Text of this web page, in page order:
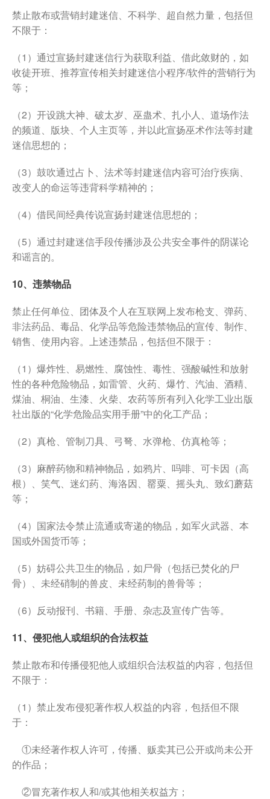
禁止散布或营销封建迷信、不科学、超自然力量，包括但
不限于：
（1）通过宣扬封建迷信行为获取利益、借此敛财的，如
收徒开班、推荐宣传相关封建迷信小程序/软件的营销行为
等；
（2）开设跳大神、破太岁、巫蛊术、扎小人、道场作法
的频道、版块、个人主页等，并以此宣扬巫术作法等封建
迷信思想的；
（3）鼓吹通过占卜、法术等封建迷信内容可治疗疾病、
改变人的命运等违背科学精神的；
（4）借民间经典传说宣扬封建迷信思想的；
（5）通过封建迷信手段传播涉及公共安全事件的阴谋论
和谣言的。
10、违禁物品
禁止任何单位、团体及个人在互联网上发布枪支、弹药、
非法药品、毒品、化学品等危险违禁物品的宣传、制作、
销售、使用内容。上述违禁品，包括但不限于：
（1）爆炸性、易燃性、腐蚀性、毒性、强酸碱性和放射
性的各种危险物品，如雷管、火药、爆竹、汽油、酒精、
煤油、桐油、生漆、火柴、农药等所有列入化学工业出版
社出版的“化学危险品实用手册”中的化工产品；
（2）真枪、管制刀具、弓弩、水弹枪、仿真枪等；
（3）麻醉药物和精神物品，如鸦片、吗啡、可卡因（高
根）、笑气、迷幻药、海洛因、罂粟、摇头丸、致幻蘑菇
等；
（4）国家法令禁止流通或寄递的物品，如军火武器、本
国或外国货币等；
（5）妨碍公共卫生的物品，如尸骨（包括已焚化的尸
骨）、未经硝制的兽皮、未经药制的兽骨等；
（6）反动报刊、书籍、手册、杂志及宣传广告等。
11、侵犯他人或组织的合法权益
禁止散布和传播侵犯他人或组织合法权益的内容，包括但
不限于：
（1）禁止发布侵犯著作权人权益的内容，包括但不限
于：
①未经著作权人许可，传播、贩卖其已公开或尚未公开
的作品；
②冒充著作权人和/或其他相关权益方；